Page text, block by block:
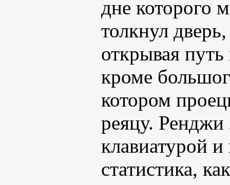
дне которого
толкнул
открывая
кроме
котором
реяцу. Ренджи
клавиатурой
статистика,